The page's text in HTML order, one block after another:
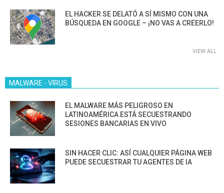
EL HACKER SE DELATÓ A SÍ MISMO CON UNA
BÚSQUEDA EN GOOGLE – ¡NO VAS A CREERLO!
VIEW ALL
MALWARE - VIRUS
EL MALWARE MÁS PELIGROSO EN
LATINOAMÉRICA ESTÁ SECUESTRANDO
SESIONES BANCARIAS EN VIVO
SIN HACER CLIC: ASÍ CUALQUIER PÁGINA WEB
PUEDE SECUESTRAR TU AGENTES DE IA